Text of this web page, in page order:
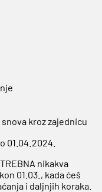
kroz zajednicu
01.04.2024.
nikakva
01.03., kada ćeš
i daljnjih koraka.